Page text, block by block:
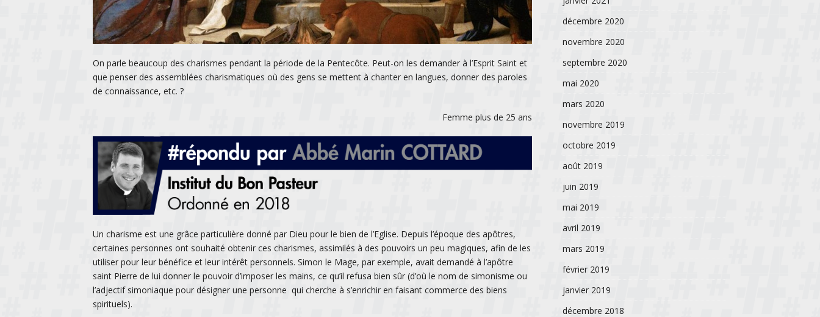
On parle beaucoup des charismes pendant la période de la Pentecôte. Peut-on les demander à l’Esprit Saint et
que penser des assemblées charismatiques où des gens se mettent à chanter en langues, donner des paroles
de connaissance, etc. ?
Femme plus de 25 ans
Un charisme est une grâce particulière donné par Dieu pour le bien de l’Eglise. Depuis l’époque des apôtres,
certaines personnes ont souhaité obtenir ces charismes, assimilés à des pouvoirs un peu magiques, afin de les
utiliser pour leur bénéfice et leur intérêt personnels. Simon le Mage, par exemple, avait demandé à l’apôtre
saint Pierre de lui donner le pouvoir d’imposer les mains, ce qu’il refusa bien sûr (d’où le nom de simonisme ou
l’adjectif simoniaque pour désigner une personne qui cherche à s’enrichir en faisant commerce des biens
spirituels).
décembre 2020
novembre 2020
septembre 2020
mai 2020
mars 2020
novembre 2019
octobre 2019
août 2019
juin 2019
mai 2019
avril 2019
mars 2019
février 2019
janvier 2019
décembre 2018